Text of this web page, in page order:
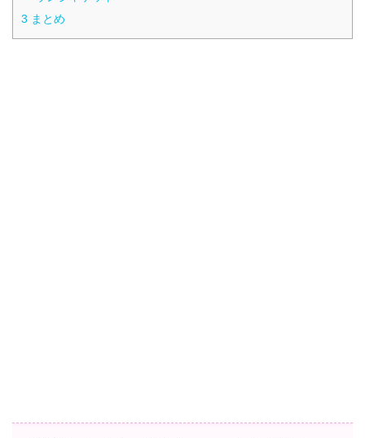
3 まとめ